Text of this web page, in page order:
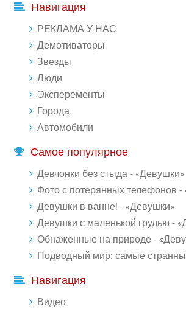
Навигация
РЕКЛАМА У НАС
Демотиваторы
Звезды
Люди
Эксперементы
Города
Автомобили
Самое популярное
Девчонки без стыда - «Девушки»
Фото с потерянных телефонов -
Девушки в ванне! - «Девушки»
Девушки с маленькой грудью -
Обнаженные на природе -
Подводный мир: самые странные обитатели
Навигация
Видео